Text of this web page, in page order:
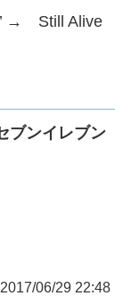
→ Still Alive
ブンイレブン
2017/06/29 22:48